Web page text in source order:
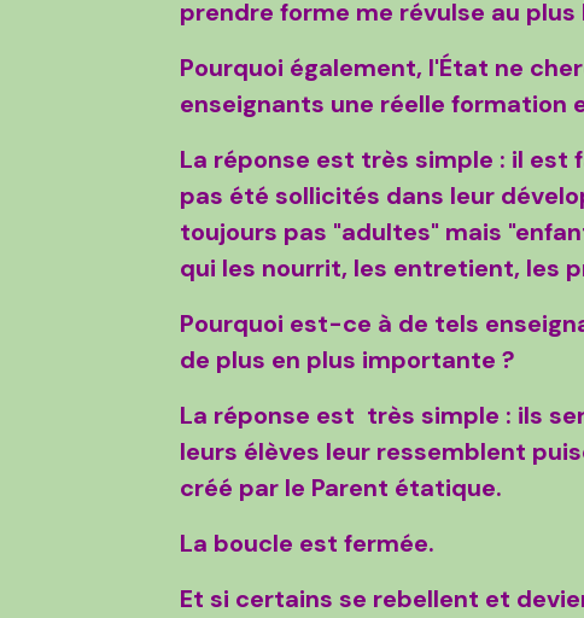
prendre forme me révulse au plus
Pourquoi également, l'État ne
enseignants une réelle formation
La réponse est très simple : il est
pas été sollicités dans leur
toujours pas "adultes" mais
qui les nourrit, les entretient, les
Pourquoi est-ce à de tels
de plus en plus importante ?
La réponse est très simple : ils
leurs élèves leur ressemblent
créé par le Parent étatique.
La boucle est fermée.
Et si certains se rebellent et